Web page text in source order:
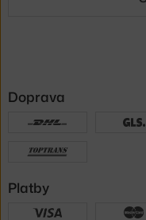
Doprava
Platby